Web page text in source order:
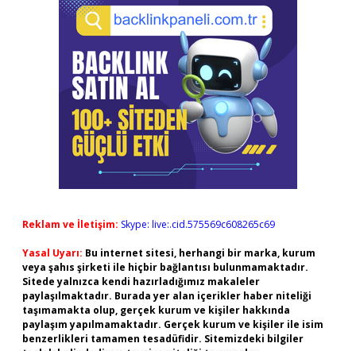
Reklam ve İletişim: Skype: live:.cid.575569c608265c69
Yasal Uyarı: Bu internet sitesi, herhangi bir marka, kurum
veya şahıs şirketi ile hiçbir bağlantısı bulunmamaktadır.
Sitede yalnızca kendi hazırladığımız makaleler
paylaşılmaktadır. Burada yer alan içerikler haber niteliği
taşımamakta olup, gerçek kurum ve kişiler hakkında
paylaşım yapılmamaktadır. Gerçek kurum ve kişiler ile isim
benzerlikleri tamamen tesadüfidir. Sitemizdeki bilgiler